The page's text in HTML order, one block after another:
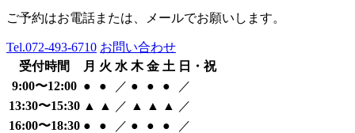
ご予約はお電話または、メールでお願いします。
Tel.072-493-6710 お問い合わせ
受付時間
月 火 水 木 金 土 日・祝
9:00〜12:00 ● ● ／ ● ● ●
／
13:30〜15:30 ▲ ▲ ／ ▲ ▲ ▲
／
16:00〜18:30 ● ● ／ ● ● ● ／